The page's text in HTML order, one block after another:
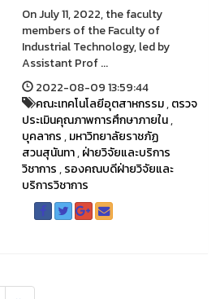
On July 11, 2022, the faculty
members of the Faculty of
Industrial Technology, led by
Assistant Prof ...
2022-08-09 13:59:44
คณะเทคโนโลยีอุตสาหกรรม,ตรวจ
ประเมินคุณภาพการศึกษาภายใน,
บุคลากร,มหาวิทยาลัยราชภัฏ
สวนสุนันทา,ฝ่ายวิจัยและบริการ
วิชาการ,รองคณบดีฝ่ายวิจัยและ
บริการวิชาการ